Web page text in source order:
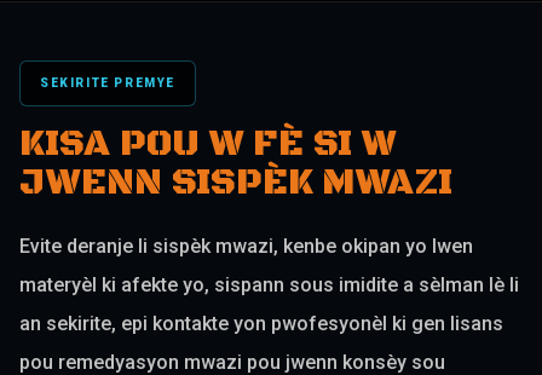
SEKIRITE PREMYE
KISA POU W FÈ SI W
JWENN SISPÈK MWAZI
Evite deranje li sispèk mwazi, kenbe okipan yo lwen
materyèl ki afekte yo, sispann sous imidite a sèlman lè li
an sekirite, epi kontakte yon pwofesyonèl ki gen lisans
pou remedyasyon mwazi pou jwenn konsèy sou